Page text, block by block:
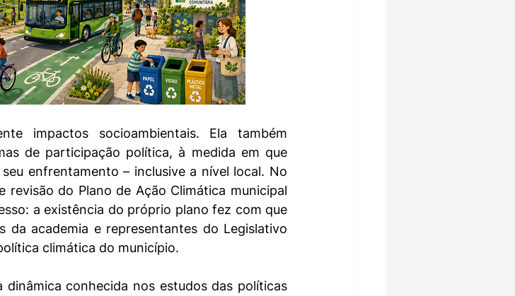
impactos socioambientais. Ela também
de participação política, à medida em que
enfrentamento – inclusive a nível local. No
revisão do Plano de Ação Climática municipal
a existência do próprio plano fez com que
da academia e representantes do Legislativo
climática do município.
conhecida nos estudos das políticas